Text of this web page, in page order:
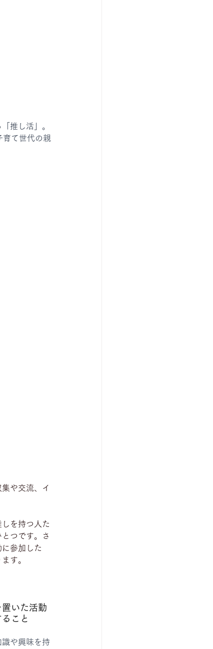
推し活」。
育て世代の親
や交流、イ
を持つ人た
つです。さ
参加した
す。
いた活動
こと
や興味を持